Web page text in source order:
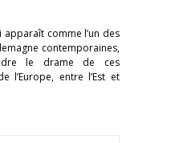
apparaît comme l’un des
contemporaines,
le drame de ces
l’Europe, entre l’Est et